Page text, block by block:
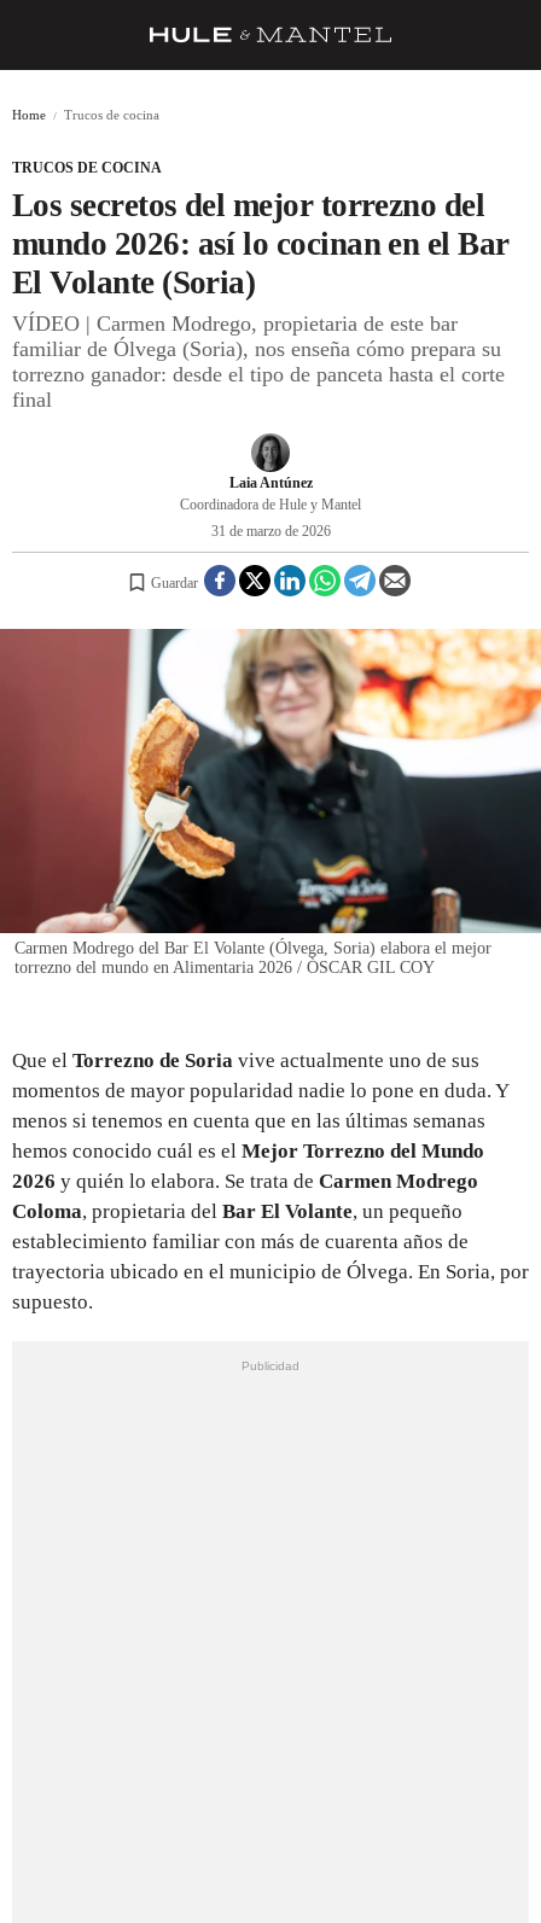
BARRAS Y ESTRELLAS
DÓNDE COMER
ÍDOLOS DE MESAS
CUADERNO DE VIAJE
INICIAR SESIÓN
Home Trucos de cocina
TRUCOS DE COCINA
Los secretos del mejor torrezno del
mundo 2026: así lo cocinan en el Bar
El Volante (Soria)
VÍDEO | Carmen Modrego, propietaria de este bar
familiar de Ólvega (Soria), nos enseña cómo prepara su
torrezno ganador: desde el tipo de panceta hasta el corte
final
Laia Antúnez
Coordinadora de Hule y Mantel
31 de marzo de 2026
Guardar
Carmen Modrego del Bar El Volante (Ólvega, Soria) elabora el mejor
torrezno del mundo en Alimentaria 2026 / ÒSCAR GIL COY
Que el Torrezno de Soria vive actualmente uno de sus
momentos de mayor popularidad nadie lo pone en duda. Y
menos si tenemos en cuenta que en las últimas semanas
hemos conocido cuál es el Mejor Torrezno del Mundo
2026 y quién lo elabora. Se trata de Carmen Modrego
Coloma, propietaria del Bar El Volante, un pequeño
establecimiento familiar con más de cuarenta años de
trayectoria ubicado en el municipio de Ólvega. En Soria, por
supuesto.